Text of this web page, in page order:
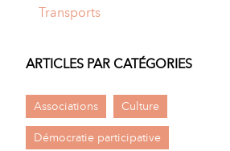
Transports
ARTICLES PAR CATÉGORIES
Associations Culture
Démocratie participative